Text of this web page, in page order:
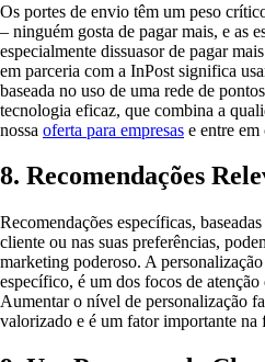
Os portes de envio têm um peso
– ninguém gosta de pagar mais, e as
especialmente dissuasor de pagar
em parceria com a InPost significa
baseada no uso de uma rede de
tecnologia eficaz, que combina a
nossa oferta para empresas e entre
8. Recomendações
Recomendações específicas,
cliente ou nas suas preferências,
marketing poderoso. A
específico, é um dos focos de
Aumentar o nível de personalização
valorizado e é um fator importante na